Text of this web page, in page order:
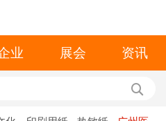
业 展会 资讯